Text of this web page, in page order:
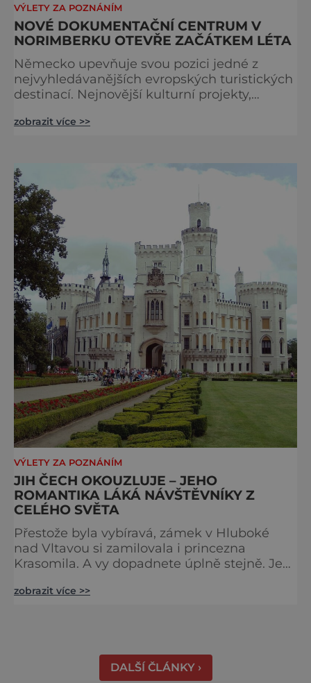
VÝLETY ZA POZNÁNÍM
NOVÉ DOKUMENTAČNÍ CENTRUM V
NORIMBERKU OTEVŘE ZAČÁTKEM LÉTA
Německo upevňuje svou pozici jedné z
nejvyhledávanějších evropských turistických
destinací. Nejnovější kulturní projekty,
rekonstrukce historických památek přitahují
moderní zážitky do jedinečné nabídky
turistických míst – přinášíme jejich výběr. Po
přibližně pětileté
zobrazit více >>
VÝLETY ZA POZNÁNÍM
JIH ČECH OKOUZLUJE – JEHO
ROMANTIKA LÁKÁ NÁVŠTĚVNÍKY Z
CELÉHO SVĚTA
Přestože byla vybíravá, zámek v Hluboké
nad Vltavou si zamilovala i princezna
Krasomila. A vy dopadnete úplně stejně. Je
jako nazdobený bílý dort na svatební tabuli.
zobrazit více >>
DALŠÍ ČLÁNKY ›